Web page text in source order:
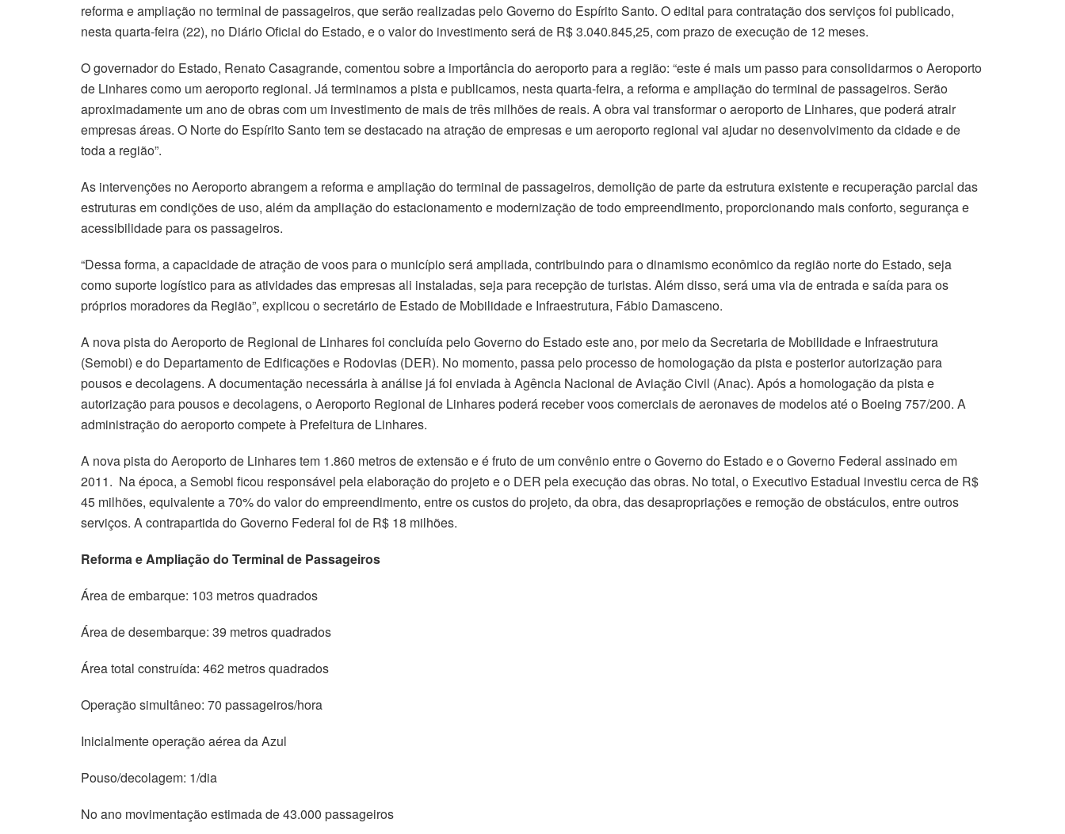
reforma e ampliação no terminal de passageiros, que serão realizadas pelo Governo do Espírito Santo. O edital para contratação dos serviços foi publicado,
nesta quarta-feira (22), no Diário Oficial do Estado, e o valor do investimento será de R$ 3.040.845,25, com prazo de execução de 12 meses.
O governador do Estado, Renato Casagrande, comentou sobre a importância do aeroporto para a região: “este é mais um passo para consolidarmos o Aeroporto
de Linhares como um aeroporto regional. Já terminamos a pista e publicamos, nesta quarta-feira, a reforma e ampliação do terminal de passageiros. Serão
aproximadamente um ano de obras com um investimento de mais de três milhões de reais. A obra vai transformar o aeroporto de Linhares, que poderá atrair
empresas áreas. O Norte do Espírito Santo tem se destacado na atração de empresas e um aeroporto regional vai ajudar no desenvolvimento da cidade e de
toda a região”.
As intervenções no Aeroporto abrangem a reforma e ampliação do terminal de passageiros, demolição de parte da estrutura existente e recuperação parcial das
estruturas em condições de uso, além da ampliação do estacionamento e modernização de todo empreendimento, proporcionando mais conforto, segurança e
acessibilidade para os passageiros.
“Dessa forma, a capacidade de atração de voos para o município será ampliada, contribuindo para o dinamismo econômico da região norte do Estado, seja
como suporte logístico para as atividades das empresas ali instaladas, seja para recepção de turistas. Além disso, será uma via de entrada e saída para os
próprios moradores da Região”, explicou o secretário de Estado de Mobilidade e Infraestrutura, Fábio Damasceno.
A nova pista do Aeroporto de Regional de Linhares foi concluída pelo Governo do Estado este ano, por meio da Secretaria de Mobilidade e Infraestrutura
(Semobi) e do Departamento de Edificações e Rodovias (DER). No momento, passa pelo processo de homologação da pista e posterior autorização para
pousos e decolagens. A documentação necessária à análise já foi enviada à Agência Nacional de Aviação Civil (Anac). Após a homologação da pista e
autorização para pousos e decolagens, o Aeroporto Regional de Linhares poderá receber voos comerciais de aeronaves de modelos até o Boeing 757/200. A
administração do aeroporto compete à Prefeitura de Linhares.
A nova pista do Aeroporto de Linhares tem 1.860 metros de extensão e é fruto de um convênio entre o Governo do Estado e o Governo Federal assinado em
2011. Na época, a Semobi ficou responsável pela elaboração do projeto e o DER pela execução das obras. No total, o Executivo Estadual investiu cerca de R$
45 milhões, equivalente a 70% do valor do empreendimento, entre os custos do projeto, da obra, das desapropriações e remoção de obstáculos, entre outros
serviços. A contrapartida do Governo Federal foi de R$ 18 milhões.
Reforma e Ampliação do Terminal de Passageiros
Área de embarque: 103 metros quadrados
Área de desembarque: 39 metros quadrados
Área total construída: 462 metros quadrados
Operação simultâneo: 70 passageiros/hora
Inicialmente operação aérea da Azul
Pouso/decolagem: 1/dia
No ano movimentação estimada de 43.000 passageiros